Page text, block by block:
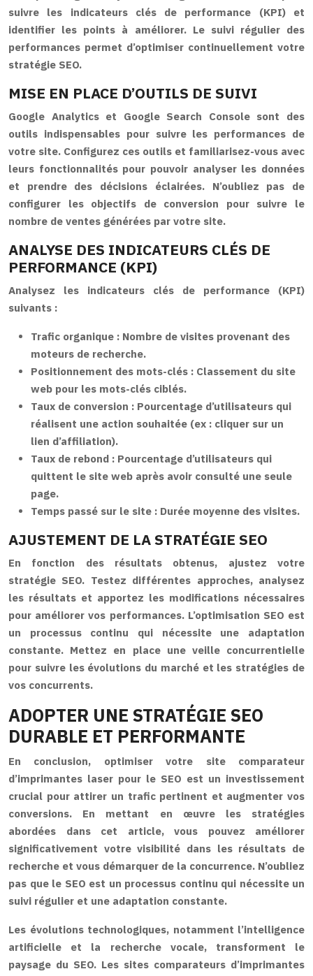
suivre les indicateurs clés de performance (KPI) et
identifier les points à améliorer. Le suivi régulier des
performances permet d’optimiser continuellement votre
stratégie SEO.
MISE EN PLACE D’OUTILS DE SUIVI
Google Analytics et Google Search Console sont des
outils indispensables pour suivre les performances de
votre site. Configurez ces outils et familiarisez-vous avec
leurs fonctionnalités pour pouvoir analyser les données
et prendre des décisions éclairées. N’oubliez pas de
configurer les objectifs de conversion pour suivre le
nombre de ventes générées par votre site.
ANALYSE DES INDICATEURS CLÉS DE
PERFORMANCE (KPI)
Analysez les indicateurs clés de performance (KPI)
suivants :
Trafic organique : Nombre de visites provenant des
moteurs de recherche.
Positionnement des mots-clés : Classement du site
web pour les mots-clés ciblés.
Taux de conversion : Pourcentage d’utilisateurs qui
réalisent une action souhaitée (ex : cliquer sur un
lien d’affiliation).
Taux de rebond : Pourcentage d’utilisateurs qui
quittent le site web après avoir consulté une seule
page.
Temps passé sur le site : Durée moyenne des visites.
AJUSTEMENT DE LA STRATÉGIE SEO
En fonction des résultats obtenus, ajustez votre
stratégie SEO. Testez différentes approches, analysez
les résultats et apportez les modifications nécessaires
pour améliorer vos performances. L’optimisation SEO est
un processus continu qui nécessite une adaptation
constante. Mettez en place une veille concurrentielle
pour suivre les évolutions du marché et les stratégies de
vos concurrents.
ADOPTER UNE STRATÉGIE SEO
DURABLE ET PERFORMANTE
En conclusion, optimiser votre site comparateur
d’imprimantes laser pour le SEO est un investissement
crucial pour attirer un trafic pertinent et augmenter vos
conversions. En mettant en œuvre les stratégies
abordées dans cet article, vous pouvez améliorer
significativement votre visibilité dans les résultats de
recherche et vous démarquer de la concurrence. N’oubliez
pas que le SEO est un processus continu qui nécessite un
suivi régulier et une adaptation constante.
Les évolutions technologiques, notamment l’intelligence
artificielle et la recherche vocale, transforment le
paysage du SEO. Les sites comparateurs d’imprimantes